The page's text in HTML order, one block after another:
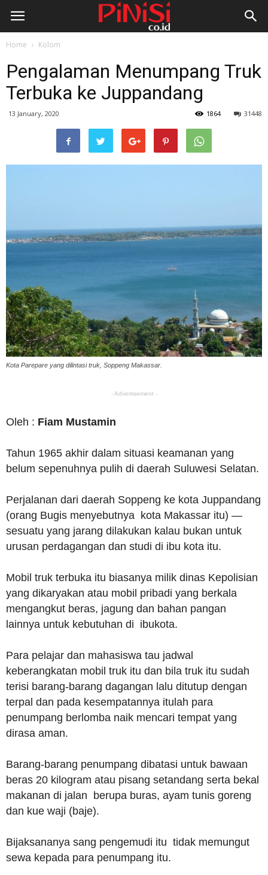
Home Kolom
Pengalaman Menumpang Truk
Terbuka ke Juppandang
13 January, 2020 31448
1864
Kota Parepare yang dilintasi truk, Soppeng Makassar.
- Advertisement -
Oleh : Fiam Mustamin
Tahun 1965 akhir dalam situasi keamanan yang
belum sepenuhnya pulih di daerah Suluwesi Selatan.
Perjalanan dari daerah Soppeng ke kota Juppandang
(orang Bugis menyebutnya kota Makassar itu) —
sesuatu yang jarang dilakukan kalau bukan untuk
urusan perdagangan dan studi di ibu kota itu.
Mobil truk terbuka itu biasanya milik dinas Kepolisian
yang dikaryakan atau mobil pribadi yang berkala
mengangkut beras, jagung dan bahan pangan
lainnya untuk kebutuhan di ibukota.
Para pelajar dan mahasiswa tau jadwal
keberangkatan mobil truk itu dan bila truk itu sudah
terisi barang-barang dagangan lalu ditutup dengan
terpal dan pada kesempatannya itulah para
penumpang berlomba naik mencari tempat yang
dirasa aman.
Barang-barang penumpang dibatasi untuk bawaan
beras 20 kilogram atau pisang setandang serta bekal
makanan di jalan berupa buras, ayam tunis goreng
dan kue waji (baje).
Bijaksananya sang pengemudi itu tidak memungut
sewa kepada para penumpang itu.